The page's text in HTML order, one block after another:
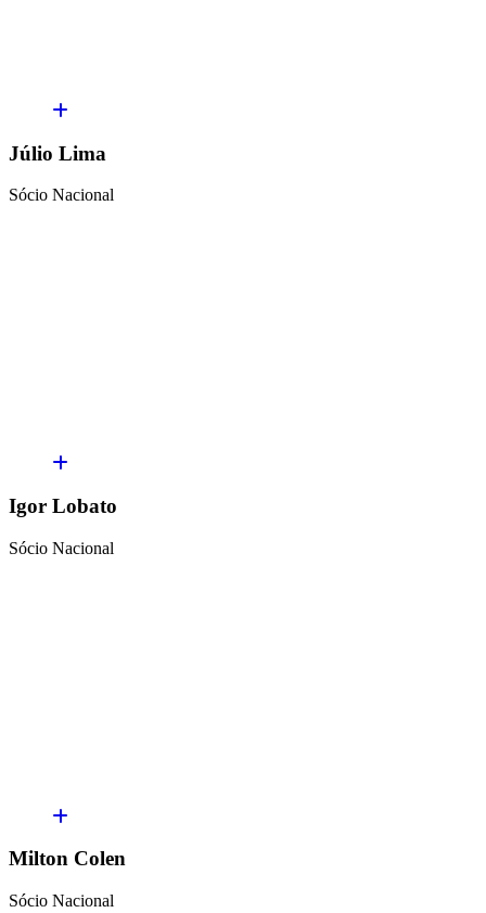
Júlio Lima
Sócio Nacional
Igor Lobato
Sócio Nacional
Milton Colen
Sócio Nacional